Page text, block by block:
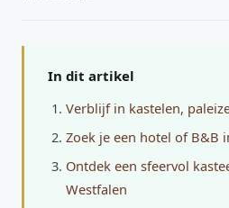
In dit artikel
Verblijf in kastelen,
Zoek je een hotel of B&B
Ontdek een sfeervol
Westfalen